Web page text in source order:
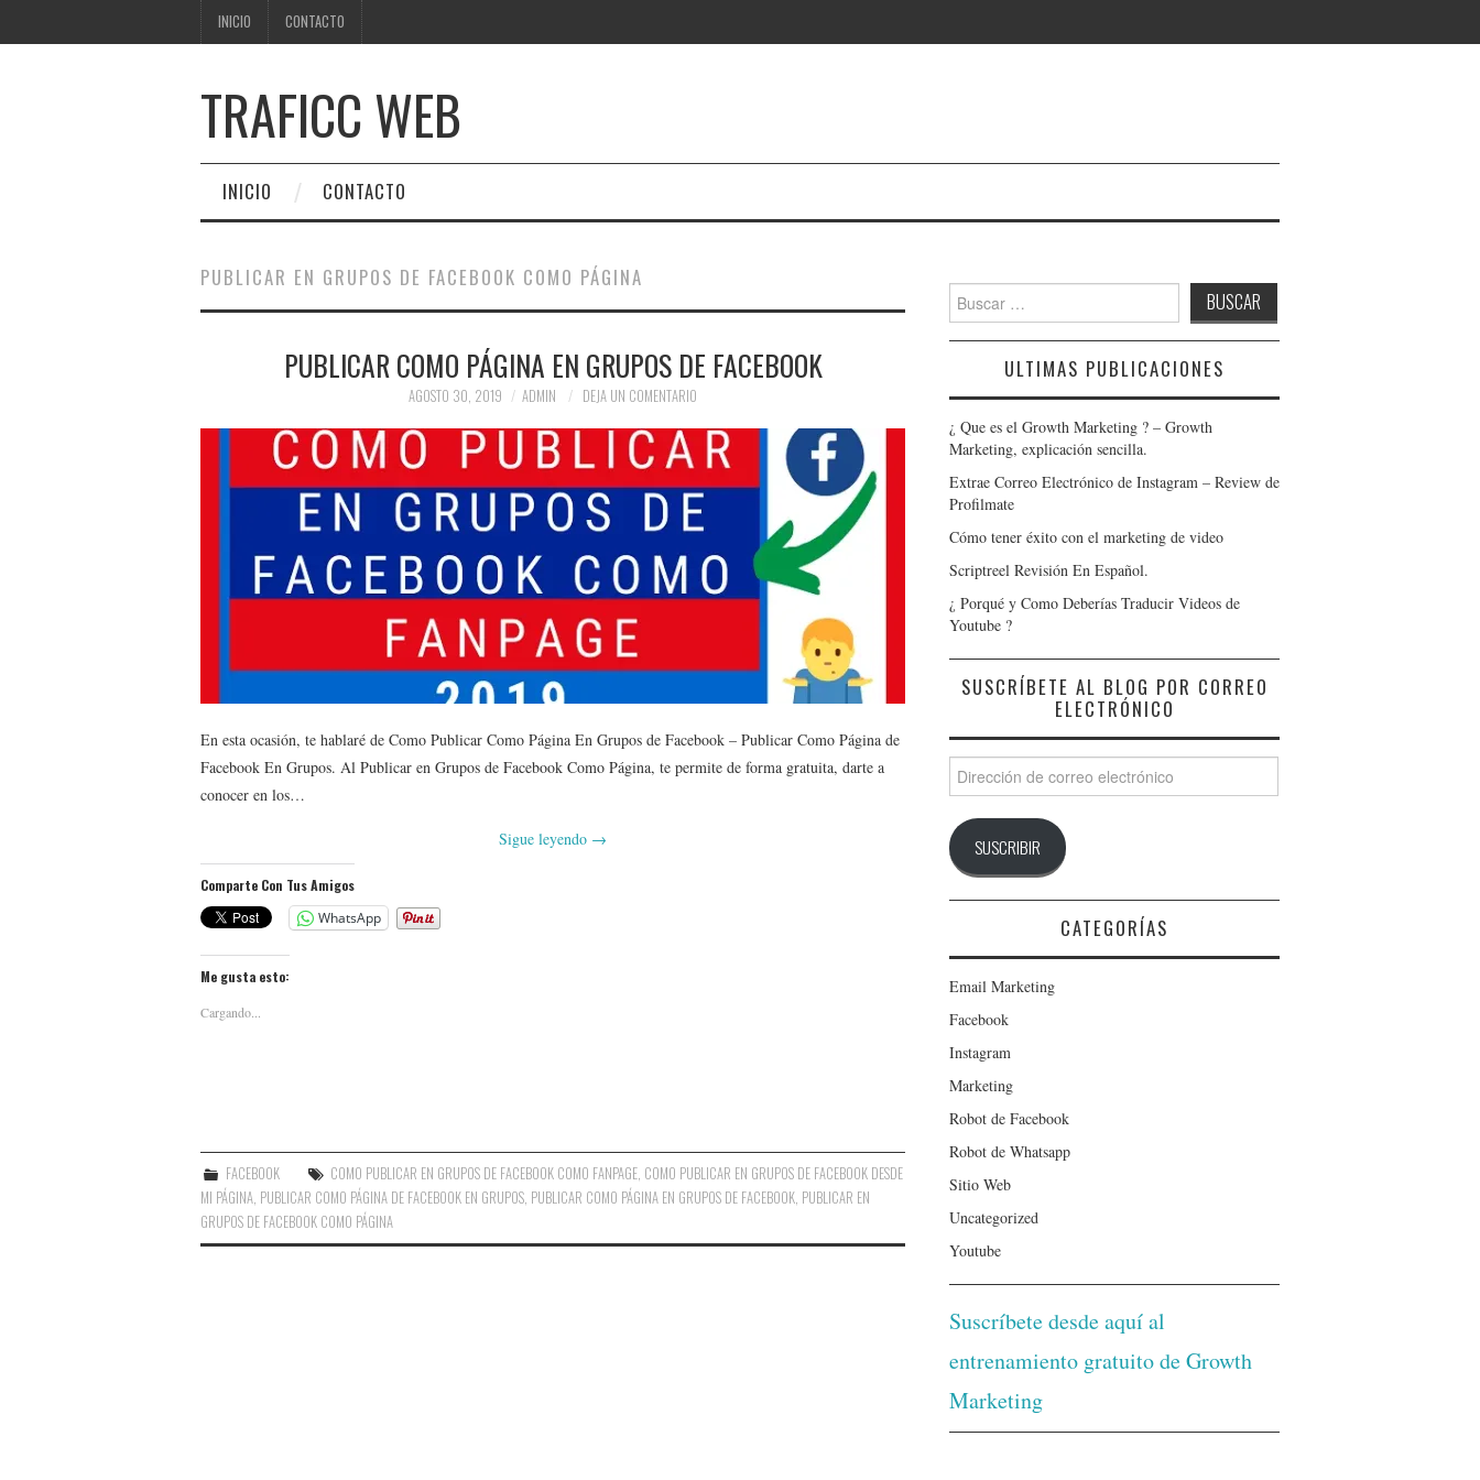
INICIO CONTACTO
TRAFICC WEB
INICIO CONTACTO
PUBLICAR EN GRUPOS DE FACEBOOK COMO PÁGINA
PUBLICAR COMO PÁGINA EN GRUPOS DE FACEBOOK
AGOSTO 30, 2019 ADMIN DEJA UN COMENTARIO
En esta ocasión, te hablaré de Como Publicar Como Página En Grupos de Facebook – Publicar Como Página de
Facebook En Grupos. Al Publicar en Grupos de Facebook Como Página, te permite de forma gratuita, darte a
conocer en los…
Sigue leyendo →
Comparte Con Tus Amigos
WhatsApp
Me gusta esto:
Cargando...
FACEBOOK COMO PUBLICAR EN GRUPOS DE FACEBOOK COMO FANPAGE COMO PUBLICAR EN GRUPOS DE FACEBOOK DESDE
MI PÁGINA PUBLICAR COMO PÁGINA DE FACEBOOK EN GRUPOS PUBLICAR COMO PÁGINA EN GRUPOS DE FACEBOOK PUBLICAR EN
GRUPOS DE FACEBOOK COMO PÁGINA
Buscar:
ULTIMAS PUBLICACIONES
¿ Que es el Growth Marketing ? – Growth
Marketing, explicación sencilla.
Extrae Correo Electrónico de Instagram – Review de
Profilmate
Cómo tener éxito con el marketing de video
Scriptreel Revisión En Español.
¿ Porqué y Como Deberías Traducir Videos de
Youtube ?
SUSCRÍBETE AL BLOG POR CORREO
ELECTRÓNICO
Dirección
de
electrónico
SUSCRIBIR
CATEGORÍAS
Email Marketing
Facebook
Instagram
Marketing
Robot de Facebook
Robot de Whatsapp
Sitio Web
Uncategorized
Youtube
Suscríbete desde aquí al
entrenamiento gratuito de Growth
Marketing